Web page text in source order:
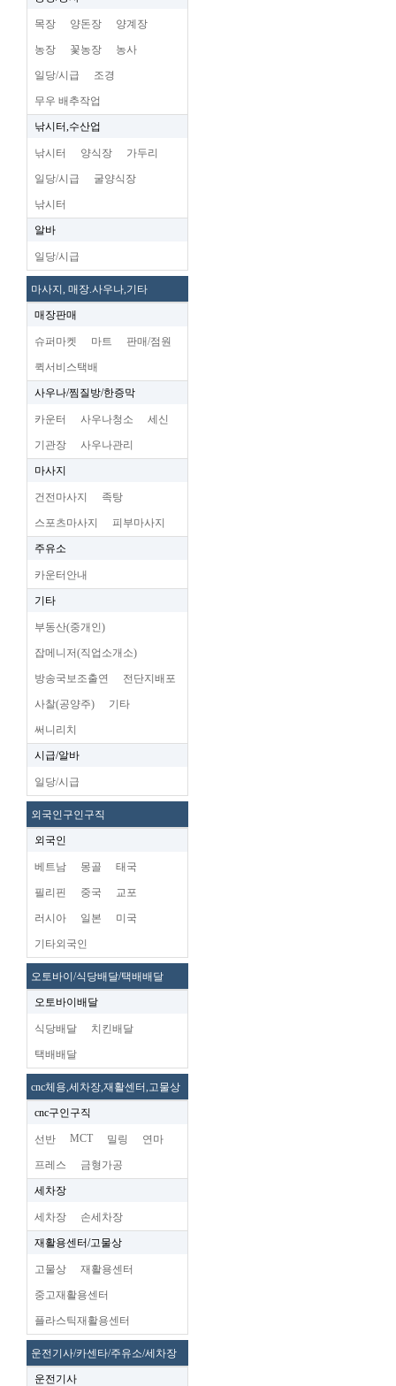
목장 양돈장 양계장
농장 꽃농장 농사
일당/시급 조경
무우 배추작업
낚시터,수산업
낚시터 양식장 가두리
일당/시급 굴양식장
낚시터
알바
일당/시급
마사지, 매장.사우나,기타
매장판매
슈퍼마켓 마트 판매/점원
퀵서비스택배
사우나/찜질방/한증막
카운터 사우나청소 세신
기관장 사우나관리
마사지
건전마사지 족탕
스포츠마사지 피부마사지
주유소
카운터안내
기타
부동산(중개인)
잡메니저(직업소개소)
방송국보조출연 전단지배포
사찰(공양주) 기타
써니리치
시급/알바
일당/시급
외국인구인구직
외국인
베트남 몽골 태국
필리핀 중국 교포
러시아 일본 미국
기타외국인
오토바이/식당배달/택배배달
오토바이배달
식당배달 치킨배달
택배배달
cnc체용,세차장,재활센터,고물상
cnc구인구직
선반 MCT 밀링 연마
프레스 금형가공
세차장
세차장 손세차장
재활용센터/고물상
고물상 재활용센터
중고재활용센터
플라스틱재활용센터
운전기사/카센타/주유소/세차장
운전기사